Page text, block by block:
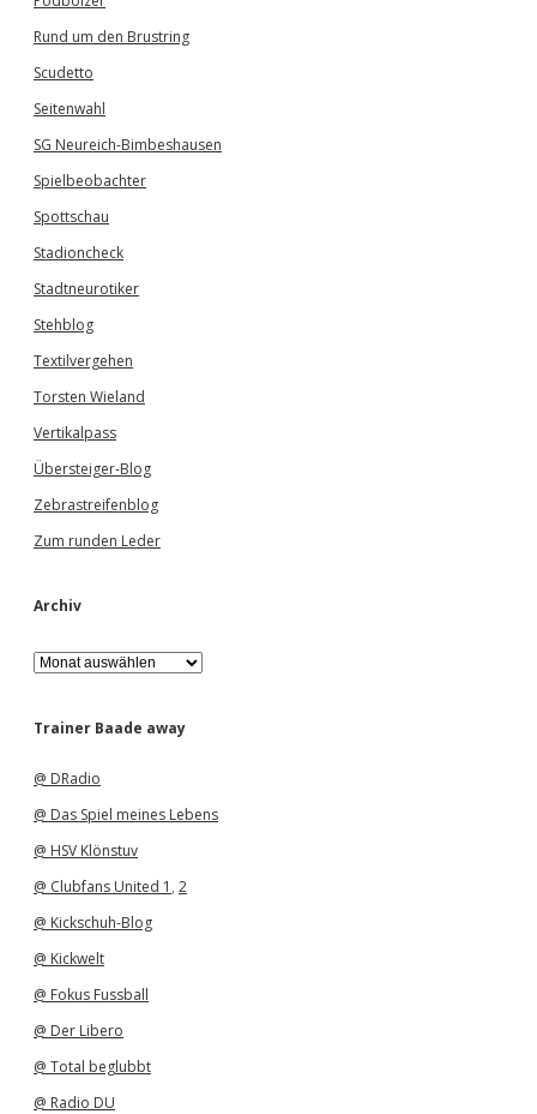
Rund um den Brustring
Scudetto
Seitenwahl
SG Neureich-Bimbeshausen
Spielbeobachter
Spottschau
Stadioncheck
Stadtneurotiker
Stehblog
Textilvergehen
Torsten Wieland
Vertikalpass
Übersteiger-Blog
Zebrastreifenblog
Zum runden Leder
Archiv
A
r
h
Trainer Baade away
@ DRadio
@ Das Spiel meines Lebens
@ HSV Klönstuv
@ Clubfans United 1 , 2
@ Kickschuh-Blog
@ Kickwelt
@ Fokus Fussball
@ Der Libero
@ Total beglubbt
@ Radio DU